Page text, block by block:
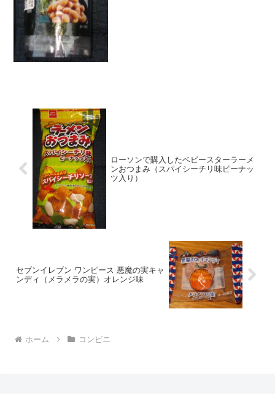
ローソンで購入したベビースターラーメ
ンおつまみ（スパイシーチリ味ピーナッ
ツ入り）
セブンイレブン ワンピース 悪魔の実キャ
ンディ（メラメラの実）オレンジ味
ホーム コンビニ